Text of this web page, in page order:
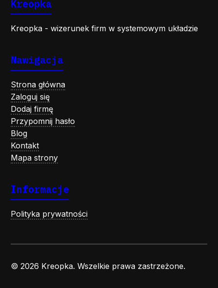
Kreopka
Kreopka - wizerunek firm w systemowym układzie
Nawigacja
Strona główna
Zaloguj się
Dodaj firmę
Przypomnij hasło
Blog
Kontakt
Mapa strony
Informacje
Polityka prywatności
© 2026 Kreopka. Wszelkie prawa zastrzeżone.